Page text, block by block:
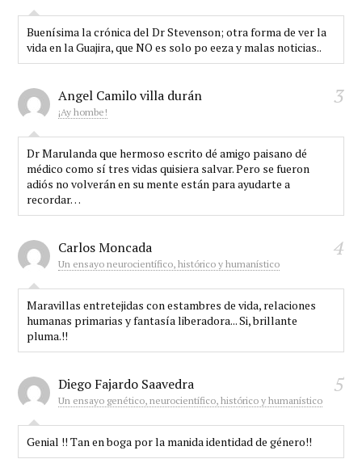
Buenísima la crónica del Dr Stevenson; otra forma de ver la
vida en la Guajira, que NO es solo po eeza y malas noticias..
Angel Camilo villa durán 3
¡Ay hombe!
Dr Marulanda que hermoso escrito dé amigo paisano dé
médico como sí tres vidas quisiera salvar. Pero se fueron
adiós no volverán en su mente están para ayudarte a
recordar…
Carlos Moncada 4
Un ensayo neurocientífico, histórico y humanístico
Maravillas entretejidas con estambres de vida, relaciones
humanas primarias y fantasía liberadora... Si, brillante
pluma.!!
Diego Fajardo Saavedra 5
Un ensayo genético, neurocientífico, histórico y humanístico
Genial !! Tan en boga por la manida identidad de género!!